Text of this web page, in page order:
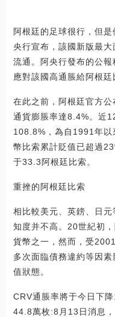
阿根廷的足球很行，但
央行宣布，該國新版最
流通。阿央行發布的公
應對該國高通脹給阿根
在此之前，阿根廷官方
通貨膨脹率達8.4%。近
108.8%，為自1991年以
幣比索累計貶值已超過
于33.3阿根廷比索。
重挫的阿根廷比索
相比較美元、英鎊、日
知度并不高。20世紀初
貨幣之一，然而，受
多次面臨債務違約等因
值狀態。
CRV通脹率將于今日下
44.8萬枚:8月13日消息